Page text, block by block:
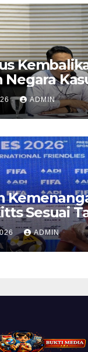
Negara
Haji
Travel
ADMIN
Sesuai
ADMIN